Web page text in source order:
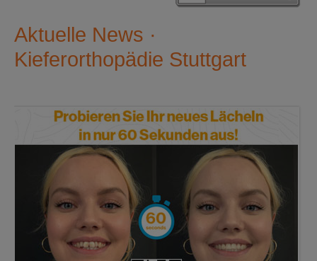
Aktuelle News ·
Kieferorthopädie Stuttgart